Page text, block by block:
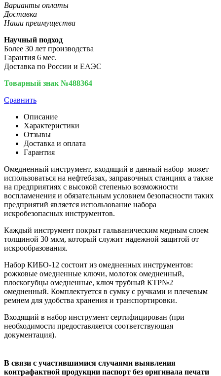
Варианты оплаты
Доставка
Наши преимущества
Научный подход
Более 30 лет производства
Гарантия 6 мес.
Доставка по России и ЕАЭС
Товарный знак №488364
Сравнить
Описание
Характеристики
Отзывы
Доставка и оплата
Гарантия
Омедненный инструмент, входящий в данный набор может
использоваться на нефтебазах, заправочных станциях а также
на предприятиях с высокой степенью возможности
воспламенения и обязательным условием безопасности таких
предприятий является использование набора
искробезопасных инструментов.
Каждый инструмент покрыт гальваническим медным слоем
толщиной 30 мкм, который служит надежной защитой от
искрообразования.
Набор КИБО-12 состоит из омедненных инструментов:
рожковые омедненные ключи, молоток омедненный,
плоскогубцы омедненные, ключ трубный КТР№2
омедненный. Комплектуется в сумку с ручками и плечевым
ремнем для удобства хранения и транспортировки.
Входящий в набор инструмент сертифицирован (при
необходимости предоставляется соответствующая
документация).
В связи с участившимися случаями выявления
контрафактной продукции паспорт без оригинала печати